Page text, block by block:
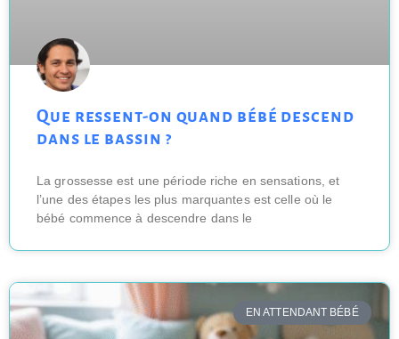
Que ressent-on quand bébé descend
dans le bassin ?
La grossesse est une période riche en sensations, et
l’une des étapes les plus marquantes est celle où le
bébé commence à descendre dans le
EN ATTENDANT BÉBÉ